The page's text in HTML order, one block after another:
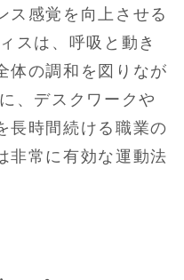
ス感覚を向上させる
スは、呼吸と動き
体の調和を図りなが
、デスクワークや
長時間続ける職業の
非常に有効な運動法